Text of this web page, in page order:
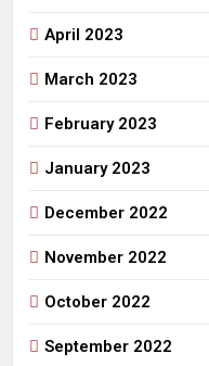
April 2023
March 2023
February 2023
January 2023
December 2022
November 2022
October 2022
September 2022